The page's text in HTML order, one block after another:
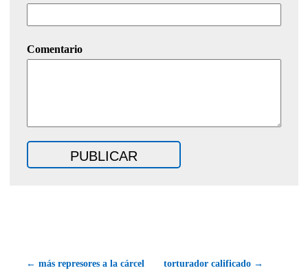
Comentario
← más represores a la cárcel torturador calificado →